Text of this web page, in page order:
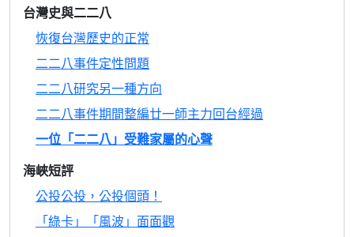
台灣史與二二八
恢復台灣歷史的正常
二二八事件定性問題
二二八研究另一種方向
二二八事件期間整編廿一師主力回台經過
一位「二二八」受難家屬的心聲
海峽短評
公投公投，公投個頭！
「綠卡」「風波」面面觀